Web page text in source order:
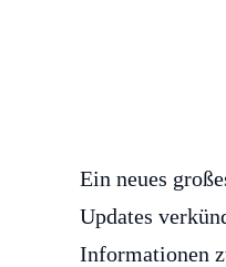
Ein neues
Updates
Informationen